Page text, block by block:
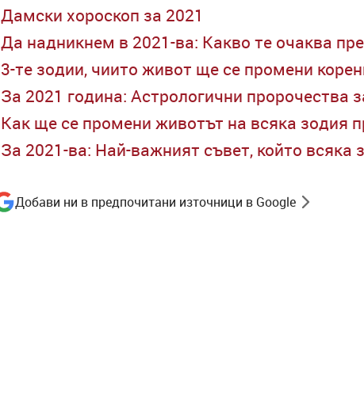
Дамски хороскоп за 2021
Да надникнем в 2021-ва: Какво те очаква
3-те зодии, чиито живот ще се промени
За 2021 година: Астрологични пророчества
Как ще се промени животът на всяка зодия
За 2021-ва: Най-важният съвет, който всяка
Добави ни в предпочитани източници в Google